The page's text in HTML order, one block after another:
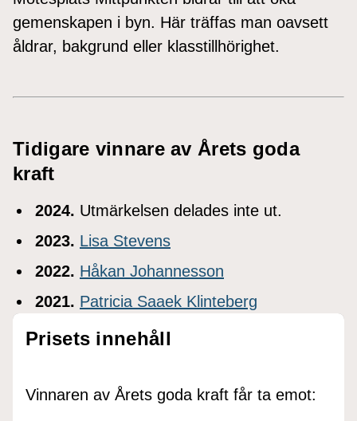
gemenskapen i byn. Här träffas man oavsett
åldrar, bakgrund eller klasstillhörighet.
Tidigare vinnare av Årets goda
kraft
2024. Utmärkelsen delades inte ut.
2023. Lisa Stevens
2022. Håkan Johannesson
2021. Patricia Saaek Klinteberg
Prisets innehåll
Vinnaren av Årets goda kraft får ta emot: